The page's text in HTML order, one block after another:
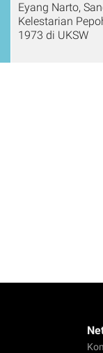
Eyang Narto,
Kelestarian
1973 di UKSW